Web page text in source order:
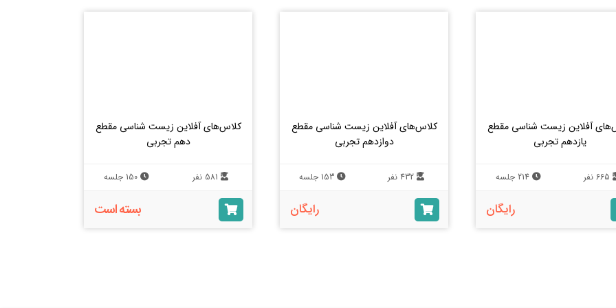
آفلاین زیست شناسی مقطع
یازدهم تجربی
665 نفر 214 جلسه
رایگان
کلاس‌های آفلاین زیست شناسی مقطع
دوازدهم تجربی
432 نفر 153 جلسه
رایگان
کلاس‌های آفلاین زیست شناسی مقطع
دهم تجربی
581 نفر 150 جلسه
بسته است